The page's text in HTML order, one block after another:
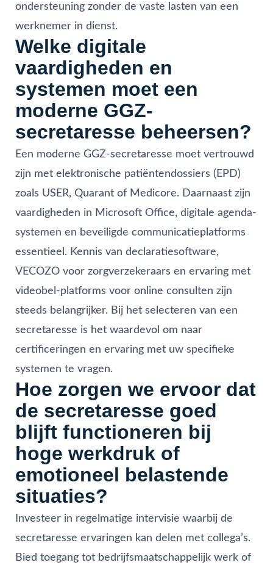
ondersteuning zonder de vaste lasten van een
werknemer in dienst.
Welke digitale
vaardigheden en
systemen moet een
moderne GGZ-
secretaresse beheersen?
Een moderne GGZ-secretaresse moet vertrouwd
zijn met elektronische patiëntendossiers (EPD)
zoals USER, Quarant of Medicore. Daarnaast zijn
vaardigheden in Microsoft Office, digitale agenda-
systemen en beveiligde communicatieplatforms
essentieel. Kennis van declaratiesoftware,
VECOZO voor zorgverzekeraars en ervaring met
videobel-platforms voor online consulten zijn
steeds belangrijker. Bij het selecteren van een
secretaresse is het waardevol om naar
certificeringen en ervaring met uw specifieke
systemen te vragen.
Hoe zorgen we ervoor dat
de secretaresse goed
blijft functioneren bij
hoge werkdruk of
emotioneel belastende
situaties?
Investeer in regelmatige intervisie waarbij de
secretaresse ervaringen kan delen met collega’s.
Bied toegang tot bedrijfsmaatschappelijk werk of